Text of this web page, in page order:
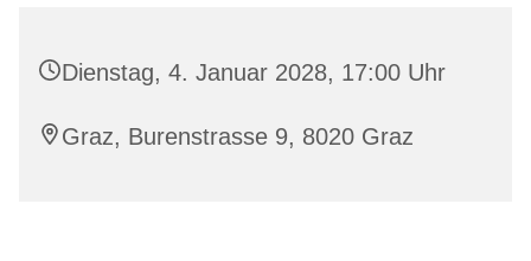
Dienstag, 4. Januar 2028, 17:00 Uhr
Graz, Burenstrasse 9, 8020 Graz